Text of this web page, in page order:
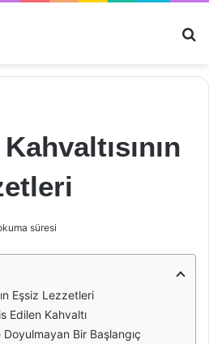
süresi
Eşsiz Lezzetleri
Edilen Kahvaltı
Bir Başlangıç